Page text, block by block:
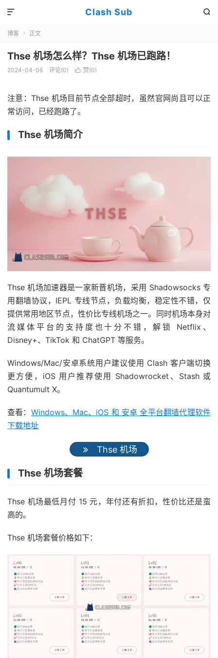
Clash Sub 

博客  正文
Thse 机场怎么样？Thse 机场已跑路！
2024-04-06 评论(0)  赞(0)
注意：Thse 机场目前节点全部超时，虽然官网尚且可以正
常访问，已经跑路了。
Thse 机场简介
Thse 机场加速器是一家新晋机场，采用 Shadowsocks 专
用翻墙协议，IEPL 专线节点，负载均衡，稳定性不错，仅
提供常用地区节点，性价比专线机场之一。同时机场本身对
流媒体平台的支持度也十分不错，解锁 Netflix、
Disney+、TikTok 和 ChatGPT 等服务。
Windows/Mac/安卓系统用户建议使用 Clash 客户端切换
更方便，iOS 用户推荐使用 Shadowrocket、Stash 或
Quantumult X。
查看： Windows、Mac、iOS 和 安卓 全平台翻墙代理软件
下载地址
Thse 机场
Thse 机场套餐
Thse 机场最低月付 15 元，年付还有折扣，性价比还是蛮
高的。
Thse 机场套餐价格如下：